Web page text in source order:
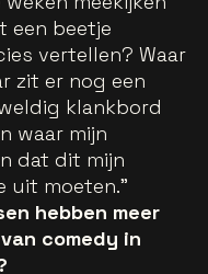
een beetje
vertellen? Waar
zit er nog een
klankbord
waar mijn
dat dit mijn
uit moeten.”
hebben meer
comedy in